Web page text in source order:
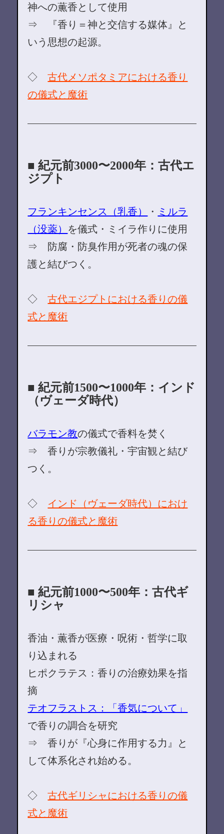
神への薫香として使用
⇒ 『香り＝神と交信する媒体』と
いう思想の起源。
◇古代メソポタミアにおける香り
の儀式と魔術
■ 紀元前3000〜2000年：古代エ
ジプト
フランキンセンス（乳香） ・ ミルラ
（没薬） を儀式・ミイラ作りに使用
⇒ 防腐・防臭作用が死者の魂の保
護と結びつく。
◇古代エジプトにおける香りの儀
式と魔術
■ 紀元前1500〜1000年：インド
（ヴェーダ時代）
バラモン教の儀式で香料を焚く
⇒ 香りが宗教儀礼・宇宙観と結び
つく。
◇ インド（ヴェーダ時代）におけ
る香りの儀式と魔術
■ 紀元前1000〜500年：古代ギ
リシャ
香油・薫香が医療・呪術・哲学に取
り込まれる
ヒポクラテス：香りの治療効果を指
摘
テオフラストス：「香気について」
で香りの調合を研究
⇒ 香りが『心身に作用する力』と
して体系化され始める。
◇古代ギリシャにおける香りの儀
式と魔術